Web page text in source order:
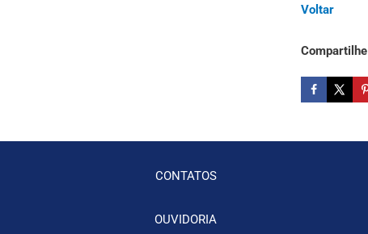
Voltar
Compartilhe
CONTATOS
OUVIDORIA